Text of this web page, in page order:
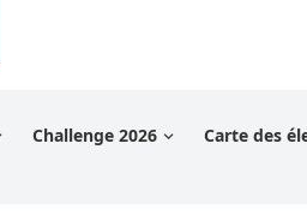
Challenge 2026 Carte des